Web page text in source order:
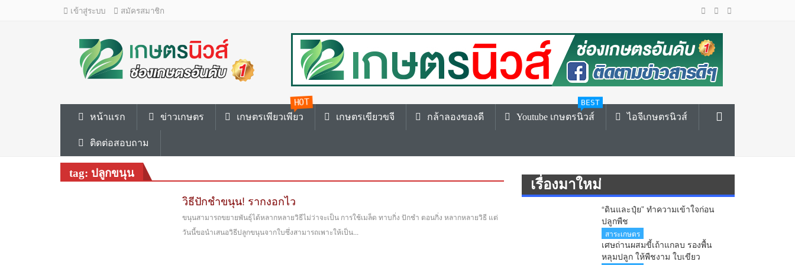
เข้าสู่ระบบ สมัครสมาชิก
หน้าแรก ข่าวเกษตร เกษตรเพียวเพียว
HOT
เกษตรเขียวขจี กล้าลองของดี Youtube เกษตรนิวส์
BEST
ไอจีเกษตรนิวส์
ติดต่อสอบถาม
tag: ปลูกขนุน
วิธีปักชำขนุน! รากงอกไว
ขนุนสามารถขยายพันธุ์ได้หลากหลายวิธีไม่ว่าจะเป็น การใช้เมล็ด ทาบกิ่ง ปักชำ ตอนกิ่ง หลากหลายวิธี แต่
วันนี้ขอนำเสนอวิธีปลูกขนุนจากใบซึ่งสามารถเพาะให้เป็น...
เรื่องมาใหม่
“ดินและปุ๋ย” ทำความเข้าใจก่อน
ปลูกพืช
สาระเกษตร
เศษถ่านผสมขี้เถ้าแกลบ รองพื้น
หลุมปลูก ให้พืชงาม ใบเขียว